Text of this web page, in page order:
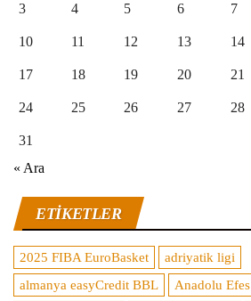
3 4 5 6 7
10 11 12 13 14
17 18 19 20 21
24 25 26 27 28
31
« Ara
ETIKETLER
2025 FIBA EuroBasket
adriyatik ligi
almanya easyCredit BBL
Anadolu Efes